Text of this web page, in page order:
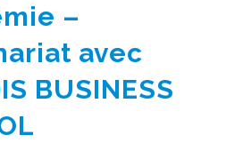
–
avec
BUSINESS